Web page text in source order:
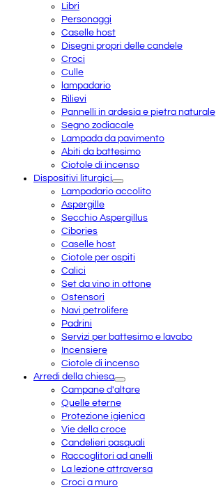
Libri
Personaggi
Caselle host
Disegni propri delle candele
Croci
Culle
lampadario
Rilievi
Pannelli in ardesia e pietra naturale
Segno zodiacale
Lampada da pavimento
Abiti da battesimo
Ciotole di incenso
Dispositivi liturgici
Lampadario accolito
Aspergille
Secchio Aspergillus
Cibories
Caselle host
Ciotole per ospiti
Calici
Set da vino in ottone
Ostensori
Navi petrolifere
Padrini
Servizi per battesimo e lavabo
Incensiere
Ciotole di incenso
Arredi della chiesa
Campane d'altare
Quelle eterne
Protezione igienica
Vie della croce
Candelieri pasquali
Raccoglitori ad anelli
La lezione attraversa
Croci a muro